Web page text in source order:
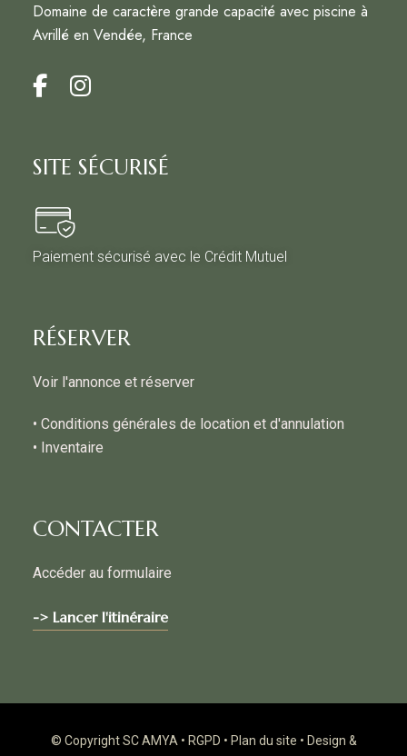
Domaine de caractère grande capacité avec piscine à
Avrillé en Vendée, France
SITE SÉCURISÉ
Paiement sécurisé avec le Crédit Mutuel
RÉSERVER
Voir l'annonce et réserver
• Conditions générales de location et d'annulation
• Inventaire
CONTACTER
Accéder au formulaire
-> Lancer l'itinéraire
© Copyright SC AMYA • RGPD • Plan du site • Design &